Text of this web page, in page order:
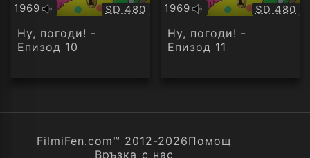
1969
Оригинално
аудио
Качество:
SD 480
Ну, погоди! -
Епизод 10
1969
Оригинално
аудио
SD 480
Ну, погоди! -
Епизод 11
FilmiFen.com™ 2012-2026Помощ
Връзка с нас